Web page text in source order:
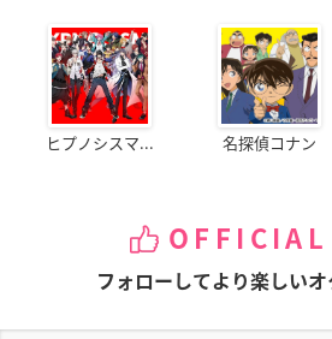
ヒプノシスマ... 名探偵コナン
OFFICIAL
フォローしてより楽しいオ